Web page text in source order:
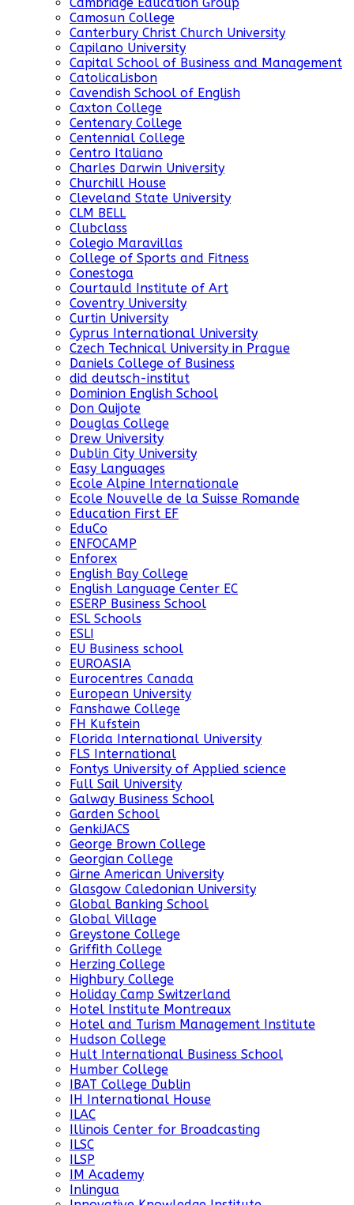
Camosun College
Canterbury Christ Church University
Capilano University
Capital School of Business and Management
CatolicaLisbon
Cavendish School of English
Caxton College
Centenary College
Centennial College
Centro Italiano
Charles Darwin University
Churchill House
Cleveland State University
CLM BELL
Clubclass
Colegio Maravillas
College of Sports and Fitness
Conestoga
Courtauld Institute of Art
Coventry University
Curtin University
Cyprus International University
Czech Technical University in Prague
Daniels College of Business
did deutsch-institut
Dominion English School
Don Quijote
Douglas College
Drew University
Dublin City University
Easy Languages
Ecole Alpine Internationale
Ecole Nouvelle de la Suisse Romande
Education First EF
EduCo
ENFOCAMP
Enforex
English Bay College
English Language Center EC
ESERP Business School
ESL Schools
ESLI
EU Business school
EUROASIA
Eurocentres Canada
European University
Fanshawe College
FH Kufstein
Florida International University
FLS International
Fontys University of Applied science
Full Sail University
Galway Business School
Garden School
GenkiJACS
George Brown College
Georgian College
Girne American University
Glasgow Caledonian University
Global Banking School
Global Village
Greystone College
Griffith College
Herzing College
Highbury College
Holiday Camp Switzerland
Hotel Institute Montreaux
Hotel and Turism Management Institute
Hudson College
Hult International Business School
Humber College
IBAT College Dublin
IH International House
ILAC
Illinois Center for Broadcasting
ILSC
ILSP
IM Academy
Inlingua